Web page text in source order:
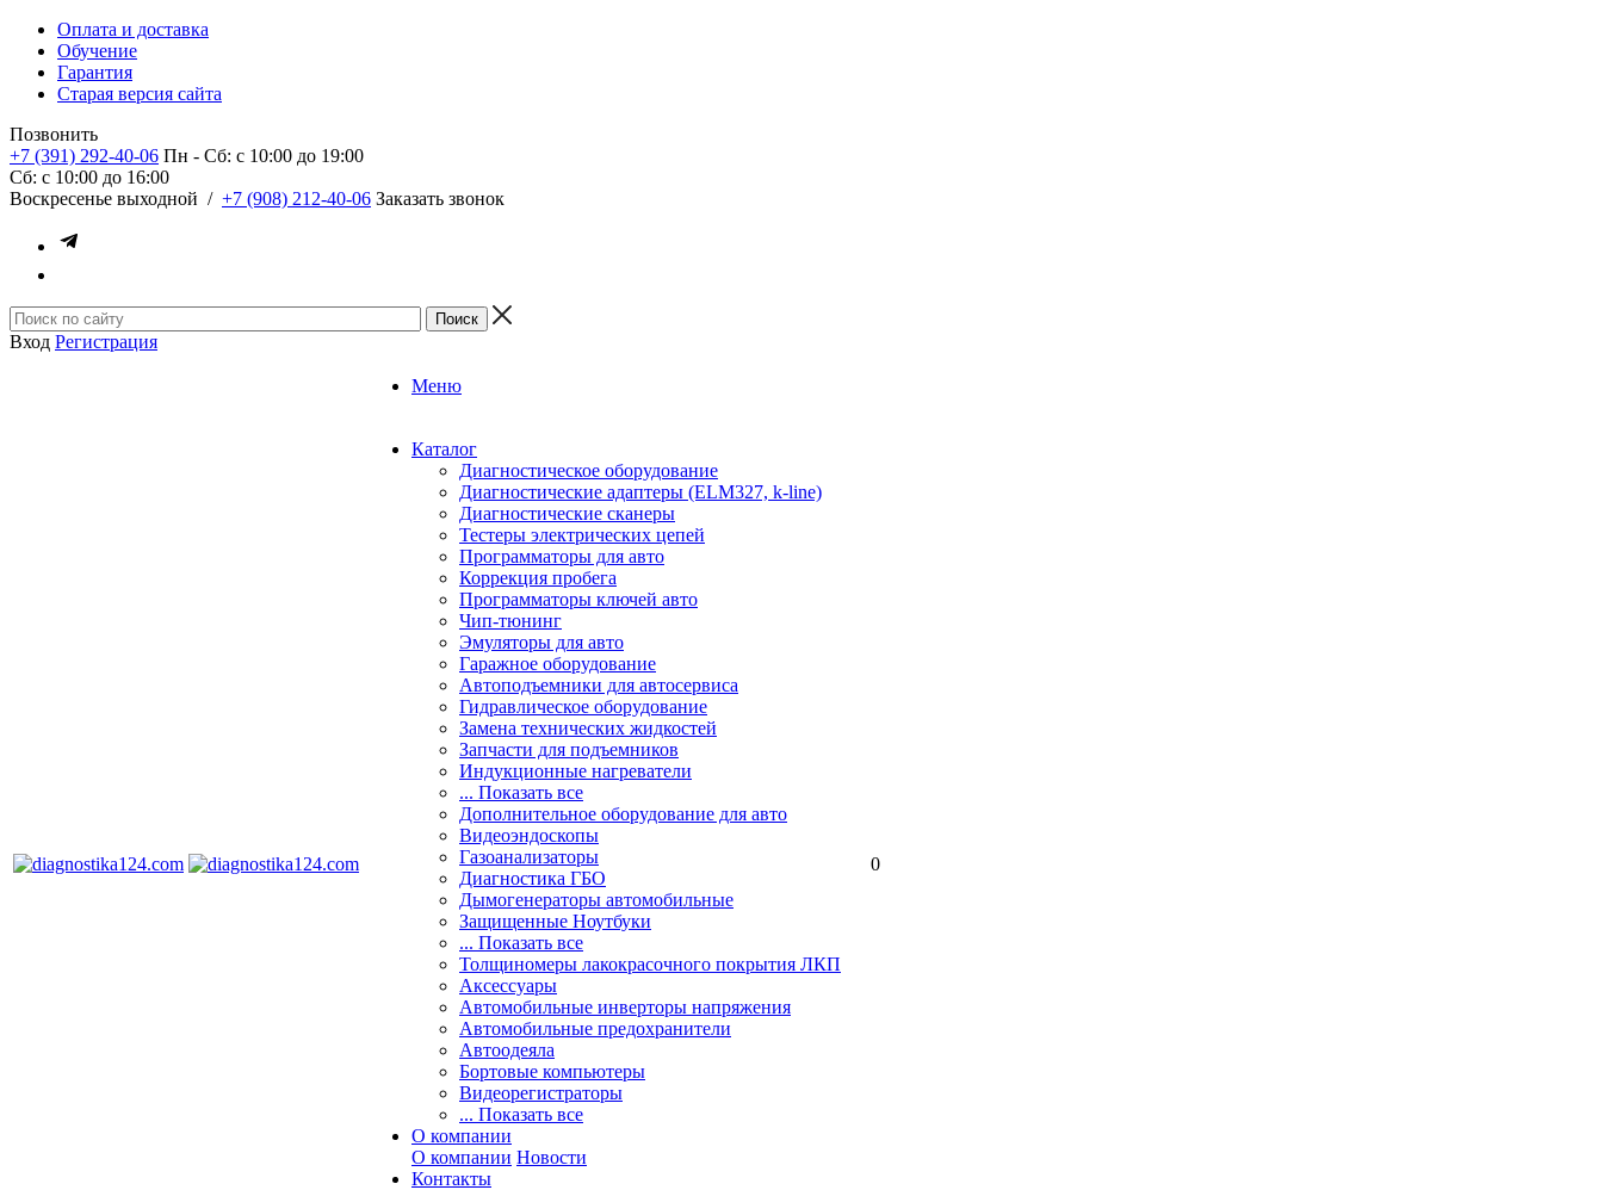
Оплата и доставка
Обучение
Гарантия
Старая версия сайта
Позвонить
+7 (391) 292-40-06 Пн - Сб: c 10:00 до 19:00
Сб: c 10:00 до 16:00
​Воскресенье выходной / +7 (908) 212-40-06 Заказать звонок
Вход Регистрация
Меню
Каталог
Диагностическое оборудование
Диагностические адаптеры (ELM327, k-line)
Диагностические сканеры
Тестеры электрических цепей
Программаторы для авто
Коррекция пробега
Программаторы ключей авто
Чип-тюнинг
Эмуляторы для авто
Гаражное оборудование
Автоподъемники для автосервиса
Гидравлическое оборудование
Замена технических жидкостей
Запчасти для подъемников
Индукционные нагреватели
... Показать все
Дополнительное оборудование для авто
Видеоэндоскопы
Газоанализаторы
Диагностика ГБО
Дымогенераторы автомобильные
Защищенные Ноутбуки
... Показать все
Толщиномеры лакокрасочного покрытия ЛКП
Аксессуары
Автомобильные инверторы напряжения
Автомобильные предохранители
Автоодеяла
Бортовые компьютеры
Видеорегистраторы
... Показать все
О компании
О компании Новости
Контакты
0